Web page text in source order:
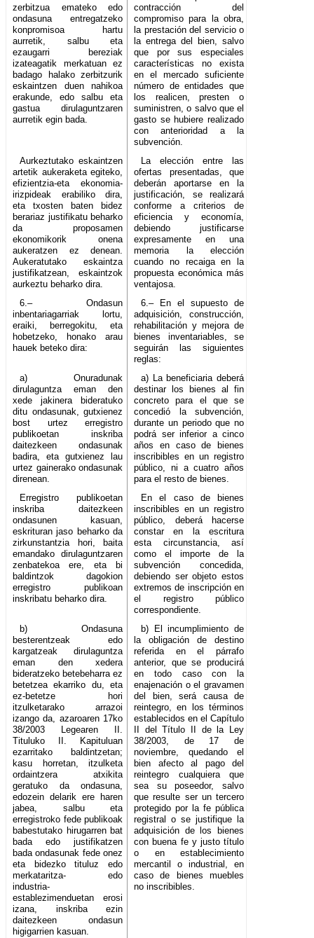
zerbitzua emateko edo
ondasuna entregatzeko
konpromisoa hartu
aurretik, salbu eta
ezaugarri bereziak
izateagatik merkatuan ez
badago halako zerbitzurik
eskaintzen duen nahikoa
erakunde, edo salbu eta
gastua dirulaguntzaren
aurretik egin bada.
contracción del
compromiso para la obra,
la prestación del servicio o
la entrega del bien, salvo
que por sus especiales
características no exista
en el mercado suficiente
número de entidades que
los realicen, presten o
suministren, o salvo que el
gasto se hubiere realizado
con anterioridad a la
subvención.
Aurkeztutako eskaintzen
artetik aukeraketa egiteko,
efizientzia-eta ekonomia-
irizpideak erabiliko dira,
eta txosten baten bidez
berariaz justifikatu beharko
da proposamen
ekonomikorik onena
aukeratzen ez denean.
Aukeratutako eskaintza
justifikatzean, eskaintzok
aurkeztu beharko dira.
La elección entre las
ofertas presentadas, que
deberán aportarse en la
justificación, se realizará
conforme a criterios de
eficiencia y economía,
debiendo justificarse
expresamente en una
memoria la elección
cuando no recaiga en la
propuesta económica más
ventajosa.
6.– Ondasun
inbentariagarriak lortu,
eraiki, berregokitu, eta
hobetzeko, honako arau
hauek beteko dira:
6.– En el supuesto de
adquisición, construcción,
rehabilitación y mejora de
bienes inventariables, se
seguirán las siguientes
reglas:
a) Onuradunak
dirulaguntza eman den
xede jakinera bideratuko
ditu ondasunak, gutxienez
bost urtez erregistro
publikoetan inskriba
daitezkeen ondasunak
badira, eta gutxienez lau
urtez gainerako ondasunak
direnean.
a) La beneficiaria deberá
destinar los bienes al fin
concreto para el que se
concedió la subvención,
durante un periodo que no
podrá ser inferior a cinco
años en caso de bienes
inscribibles en un registro
público, ni a cuatro años
para el resto de bienes.
Erregistro publikoetan
inskriba daitezkeen
ondasunen kasuan,
eskrituran jaso beharko da
zirkunstantzia hori, baita
emandako dirulaguntzaren
zenbatekoa ere, eta bi
baldintzok dagokion
erregistro publikoan
inskribatu beharko dira.
En el caso de bienes
inscribibles en un registro
público, deberá hacerse
constar en la escritura
esta circunstancia, así
como el importe de la
subvención concedida,
debiendo ser objeto estos
extremos de inscripción en
el registro público
correspondiente.
b) Ondasuna
besterentzeak edo
kargatzeak dirulaguntza
eman den xedera
bideratzeko betebeharra ez
betetzea ekarriko du, eta
ez-betetze hori
itzulketarako arrazoi
izango da, azaroaren 17ko
38/2003 Legearen II.
Tituluko II. Kapituluan
ezarritako baldintzetan;
kasu horretan, itzulketa
ordaintzera atxikita
geratuko da ondasuna,
edozein delarik ere haren
jabea, salbu eta
erregistroko fede publikoak
babestutako hirugarren bat
bada edo justifikatzen
bada ondasunak fede onez
eta bidezko tituluz edo
merkataritza- edo
industria-
establezimenduetan erosi
izana, inskriba ezin
daitezkeen ondasun
higigarrien kasuan.
b) El incumplimiento de
la obligación de destino
referida en el párrafo
anterior, que se producirá
en todo caso con la
enajenación o el gravamen
del bien, será causa de
reintegro, en los términos
establecidos en el Capítulo
II del Título II de la Ley
38/2003, de 17 de
noviembre, quedando el
bien afecto al pago del
reintegro cualquiera que
sea su poseedor, salvo
que resulte ser un tercero
protegido por la fe pública
registral o se justifique la
adquisición de los bienes
con buena fe y justo título
o en establecimiento
mercantil o industrial, en
caso de bienes muebles
no inscribibles.